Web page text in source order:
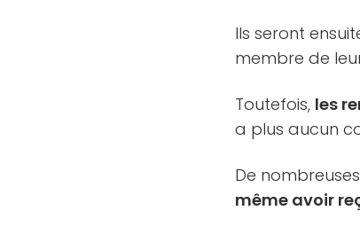
Ils seront
membre de
Toutefois, les
a plus aucun
De
même avoir